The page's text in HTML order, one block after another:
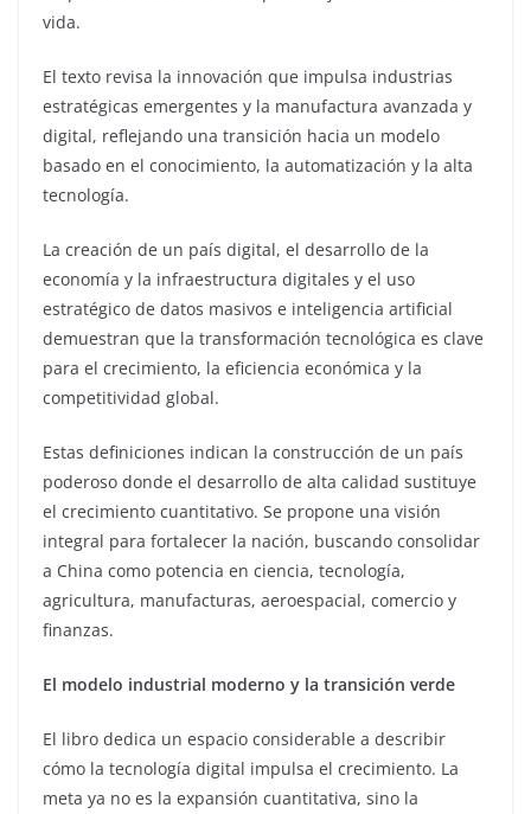
vida.
El texto revisa la innovación que impulsa industrias
estratégicas emergentes y la manufactura avanzada y
digital, reflejando una transición hacia un modelo
basado en el conocimiento, la automatización y la alta
tecnología.
La creación de un país digital, el desarrollo de la
economía y la infraestructura digitales y el uso
estratégico de datos masivos e inteligencia artificial
demuestran que la transformación tecnológica es clave
para el crecimiento, la eficiencia económica y la
competitividad global.
Estas definiciones indican la construcción de un país
poderoso donde el desarrollo de alta calidad sustituye
el crecimiento cuantitativo. Se propone una visión
integral para fortalecer la nación, buscando consolidar
a China como potencia en ciencia, tecnología,
agricultura, manufacturas, aeroespacial, comercio y
finanzas.
El modelo industrial moderno y la transición verde
El libro dedica un espacio considerable a describir
cómo la tecnología digital impulsa el crecimiento. La
meta ya no es la expansión cuantitativa, sino la